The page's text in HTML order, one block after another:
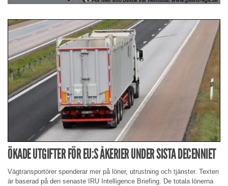
ÖKADE UTGIFTER FÖR EU:S ÅKERIER UNDER SISTA DECENNIET
Vägtransportörer spenderar mer på löner, utrustning och tjänster. Texten
är baserad på den senaste IRU Intelligence Briefing. De totala lönerna